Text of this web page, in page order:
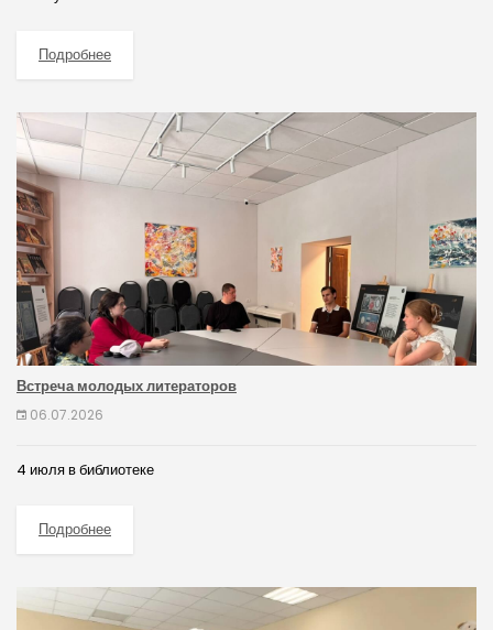
Подробнее
Встреча молодых литераторов
06.07.2026
4 июля в библиотеке
Подробнее